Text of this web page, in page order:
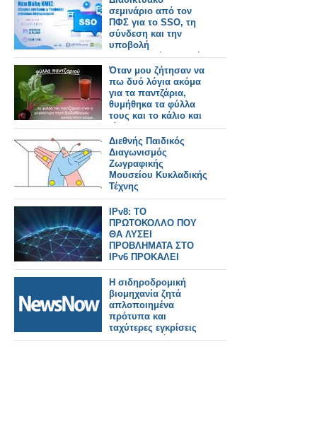
σεμινάριο από τον
ΠΦΣ για το SSO, τη
σύνδεση και την
υποβολή
λογαριασμών στη νέα
πύλη ΕΟΠΥΥ-ΚΜΕΣ
Όταν μου ζήτησαν να
πω δυό λόγια ακόμα
για τα παντζάρια,
θυμήθηκα τα φύλλα
τους και το κάλιο και
είπα…
Διεθνής Παιδικός
Διαγωνισμός
Ζωγραφικής
Μουσείου Κυκλαδικής
Τέχνης
IPv8: ΤΟ
ΠΡΩΤΟΚΟΛΛΟ ΠΟΥ
ΘΑ ΛΥΣΕΙ
ΠΡΟΒΛΗΜΑΤΑ ΣΤΟ
IPv6 ΠΡΟΚΑΛΕΙ
ΑΝΤΙΔΡΑΣΕΙΣ
Η σιδηροδρομική
βιομηχανία ζητά
απλοποιημένα
πρότυπα και
ταχύτερες εγκρίσεις
για την επιτάχυνση